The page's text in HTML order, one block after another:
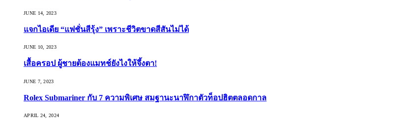
JUNE 14, 2023
แจกไอเดีย “แฟชั่นสีรุ้ง” เพราะชีวิตขาดสีสันไม่ได้
JUNE 10, 2023
เสื้อครอป ผู้ชายต้องแมทช์ยังไงให้จึ้งตา!
JUNE 7, 2023
Rolex Submariner กับ 7 ความพิเศษ สมฐานะนาฬิกาตัวท็อปฮิตตลอดกาล
APRIL 24, 2024